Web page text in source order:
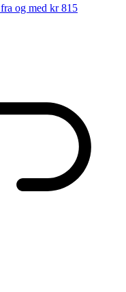
fra og med kr 815